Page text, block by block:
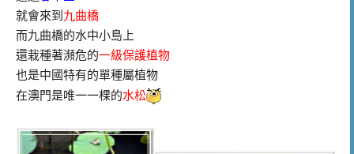
就會來到九曲橋
而九曲橋的水中小島上
還栽種著瀕危的一級保護植物
也是中國特有的單種屬植物
在澳門是唯一一棵的水松